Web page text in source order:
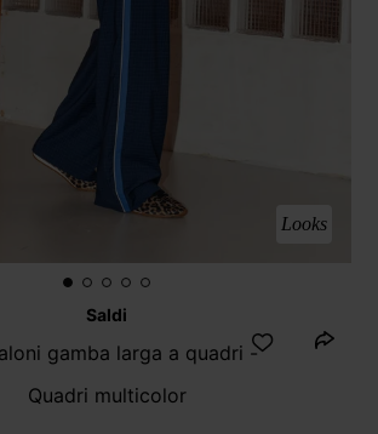
Looks
Saldi
gamba larga a quadri -
Quadri multicolor